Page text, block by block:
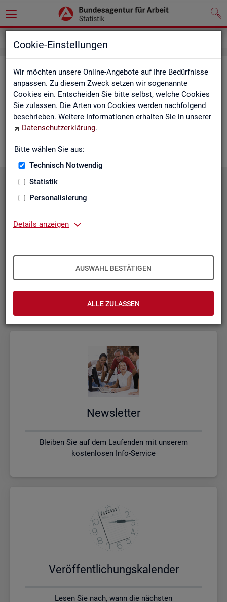
Cookie-Einstellungen
Wir möchten unsere Online-Angebote auf Ihre Bedürfnisse
anpassen. Zu diesem Zweck setzen wir sogenannte
Cookies ein. Entscheiden Sie bitte selbst, welche Cookies
Sie zulassen. Die Arten von Cookies werden nachfolgend
beschrieben. Weitere Informationen erhalten Sie in unserer
Datenschutzerklärung.
Bitte wählen Sie aus:
Technisch Notwendig
Statistik
Personalisierung
Details anzeigen
AUSWAHL BESTÄTIGEN
ALLE ZULASSEN
Ser­vice
Die Sta­tis­tik derBAbie­tet ein brei­tes An­ge­bot an Pro­duk­ten
und Son­der­aus­wer­tung (nachBe­darf). Haben Sie Fra­gen,
einen spe­zi­el­len Da­ten­wunsch oder möch­ten uns ein Feed­
back zu un­se­ren Pro­duk­ten geben, dann schau­en Sie auf den
Kon­takt, Feed­back und Kri­tik
News­let­ter
Bleiben Sie auf dem Laufenden mit unserem
kostenlosen Info-Service
Ver­öf­fent­li­chungs­ka­len­der
Lesen Sie nach, wann die nächsten